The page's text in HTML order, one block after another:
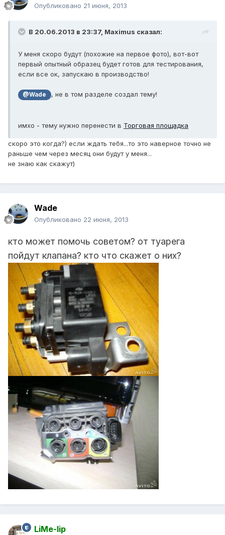
Опубликовано 21 июня, 2013
В 20.06.2013 в 23:37, Maximus сказал:
У меня скоро будут (похожие на первое фото), вот-вот
первый опытный образец будет готов для тестирования,
если все ок, запускаю в производство!
@Wade , не в том разделе создал тему!
имхо - тему нужно перенести в Торговая площадка
скоро это когда?) если ждать тебя...то это наверное точно не
раньше чем через месяц они будут у меня...
не знаю как скажут)
Wade
Опубликовано 22 июня, 2013
кто может помочь советом? от туарега
пойдут клапана? кто что скажет о них?
LiMe-lip